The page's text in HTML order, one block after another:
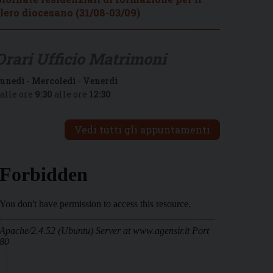
diocesano (31/08-03/09)
- Mercoledì - Venerdì
ore 9:30 alle ore 12:30
Vedi tutti gli appuntamenti